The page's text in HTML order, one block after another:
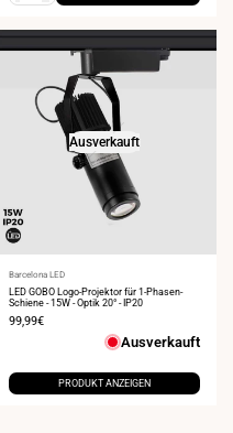
Ausverkauft
Anbieter:
Barcelona LED
LED GOBO Logo-Projektor für 1-Phasen-
Schiene - 15W - Optik 20° - IP20
Verkaufspreis
99,99€
Ausverkauft
PRODUKT ANZEIGEN